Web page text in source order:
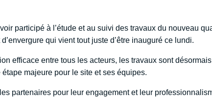
participé à l’étude et au suivi des travaux du nouveau
qui vient tout juste d’être inauguré ce lundi.
efficace entre tous les acteurs, les travaux sont
majeure pour le site et ses équipes.
partenaires pour leur engagement et leur